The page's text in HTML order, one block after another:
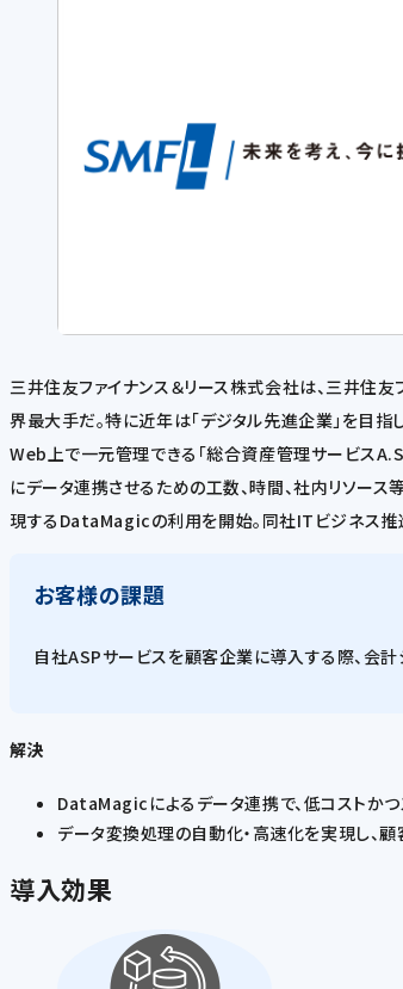
三井住友ファイナンス＆リース株式会社は、三井住
界最大手だ。特に近年は「デジタル先進企業」を目
Web上で一元管理できる「総合資産管理サービス
にデータ連携させるための工数、時間、社内リソース
現するDataMagicの利用を開始。同社ITビジネス推
お客様の課題
自社ASPサービスを顧客企業に導入する際、会
解決
DataMagicによるデータ連携で、低コストか
データ変換処理の自動化・高速化を実現し、
導入効果